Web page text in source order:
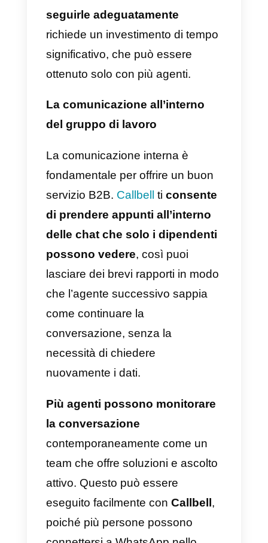
WhatsApp nel sito Web di
un’azienda fornisce un mezzo di
comunicazione molto più rapido,
capace di facilitare notevolmente
il servizio clienti B2B.
Una squadra multi-agente
Un team composto dapiù agenti
consente orari di servizio
più lunghi
. Inoltre, più persone ci
sono nel servizio clienti,
è la gamma di ore di attenzione,
senza ridurre mai la qualità.
WhatsApp Business
permette di connettere fino a
quattro persone
contemporaneamente da
dispositivi diversi. Questa cifra è
troppo bassa quando si tratta di
aziende di medie dimensioni in
poi. Inoltre, i tempi di risposta